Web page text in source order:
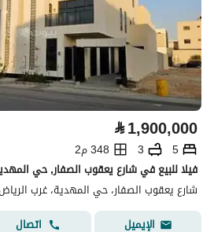
⃁1,900,000
5
3
348 م2
شارع يعقوب الصفار، حي المهدية، غرب
الإيميل
اتصال